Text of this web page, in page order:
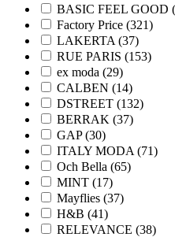
BASIC FEEL GOOD
Factory Price (321)
LAKERTA (37)
RUE PARIS (153)
ex moda (29)
CALBEN (14)
DSTREET (132)
BERRAK (37)
GAP (30)
ITALY MODA (71)
Och Bella (65)
MINT (17)
Mayflies (37)
H&B (41)
RELEVANCE (38)